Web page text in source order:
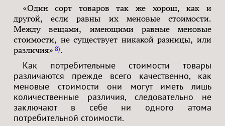
«Один сорт товаров так же хорош, как и
другой, если равны их меновые стоимости.
Между вещами, имеющими равные меновые
стоимости, не существует никакой разницы, или
различия» 8 .
Как потребительные стоимости товары
различаются прежде всего качественно, как
меновые стоимости они могут иметь лишь
количественные различия, следовательно не
заключают в себе ни одного атома
потребительной стоимости.